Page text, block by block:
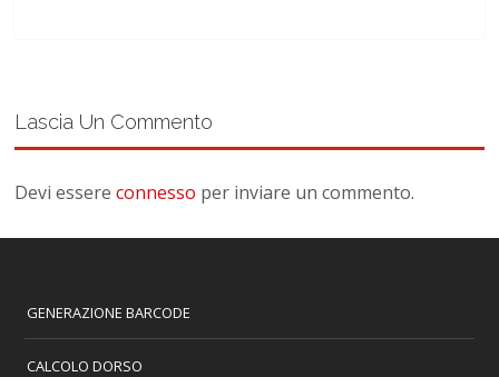
Lascia Un Commento
Devi essereconnesso per inviare un commento.
GENERAZIONE BARCODE
CALCOLO DORSO